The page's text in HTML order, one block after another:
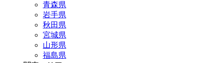
青森県
岩手県
秋田県
宮城県
山形県
福島県